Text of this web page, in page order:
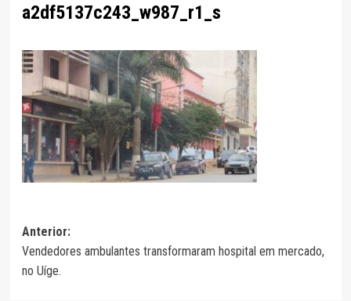
a2df5137c243_w987_r1_s
Navegação
de
artigos
Anterior:
Vendedores ambulantes transformaram hospital em mercado,
no Uíge.